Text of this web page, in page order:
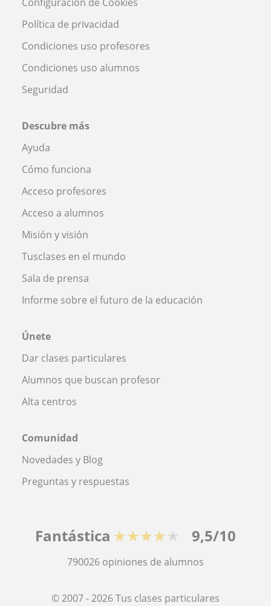
Política de privacidad
Condiciones uso profesores
Condiciones uso alumnos
Seguridad
Descubre más
Ayuda
Cómo funciona
Acceso profesores
Acceso a alumnos
Misión y visión
Tusclases en el mundo
Sala de prensa
Informe sobre el futuro de la educación
Únete
Dar clases particulares
Alumnos que buscan profesor
Alta centros
Comunidad
Novedades y Blog
Preguntas y respuestas
Fantástica ★★★★★ 9,5/10
790026 opiniones de alumnos
© 2007 - 2026 Tus clases particulares